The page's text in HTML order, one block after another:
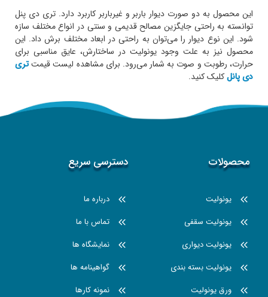
این محصول به دو صورت دیوار باربر و غیرباربر کاربرد دارد. تری دی پنل
توانسته به راحتی جایگزین مصالح قدیمی و سنتی در انواع مختلف سازه
شود. این نوع دیوار را می‌توان به راحتی در ابعاد مختلف برش داد. این
محصول نیز به علت وجود یونولیت در ساختارش، عایق مناسبی برای
حرارت، رطوبت و صوت به شمار می‌رود. برای مشاهده لیست قیمتتری
دی پانلکلیک کنید.
محصولات
یونولیت
یونولیت سقفی
یونولیت دیواری
یونولیت بسته بندی
ورق یونولیت
دسترسی سریع
درباره ما
تماس با ما
نمایشگاه ها
گواهینامه ها
نمونه کارها